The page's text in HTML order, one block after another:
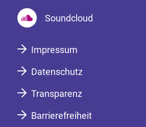
Soundcloud
Impressum
Datenschutz
Transparenz
Barrierefreiheit